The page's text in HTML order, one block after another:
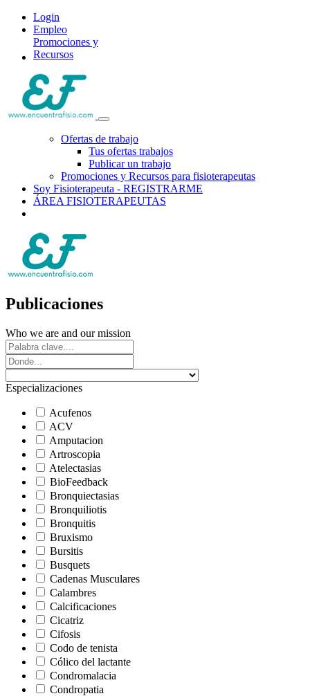
Login
Empleo
Promociones y
Recursos
Ofertas de trabajo
Tus ofertas trabajos
Publicar un trabajo
Promociones y Recursos para fisioterapeutas
Soy Fisioterapeuta - REGISTRARME
ÁREA FISIOTERAPEUTAS
Publicaciones
Who we are and our mission
Especializaciones
Acufenos
ACV
Amputacion
Artroscopia
Atelectasias
BioFeedback
Bronquiectasias
Bronquiliotis
Bronquitis
Bruxismo
Bursitis
Busquets
Cadenas Musculares
Calambres
Calcificaciones
Cicatriz
Cifosis
Codo de tenista
Cólico del lactante
Condromalacia
Condropatia